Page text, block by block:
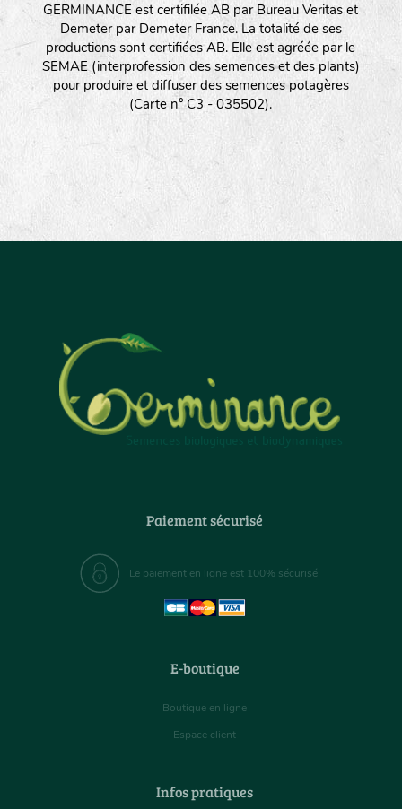
GERMINANCE est certifilée AB par Bureau Veritas et
Demeter par Demeter France. La totalité de ses
productions sont certifiées AB. Elle est agréée par le
SEMAE (interprofession des semences et des plants)
pour produire et diffuser des semences potagères
(Carte n° C3 - 035502).
Paiement sécurisé
Le paiement en ligne est 100% sécurisé
E-boutique
Boutique en ligne
Espace client
Infos pratiques